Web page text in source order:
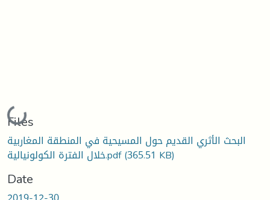
Loading...
Files
البحث الأثري القديم حول المسيحية في المنطقة المغاربية
خلال الفترة الكولونيالية.pdf(365.51 KB)
Date